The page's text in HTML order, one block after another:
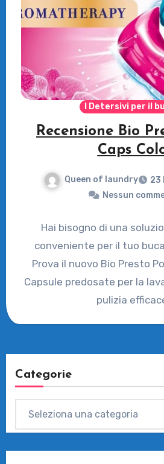
I Detersivi per il
Recensione Bio
Caps
Queen of laundry
23
Nessun
Hai bisogno di una
conveniente per il tuo
Prova il nuovo Bio Presto
Capsule predosate per la
pulizia
Categorie